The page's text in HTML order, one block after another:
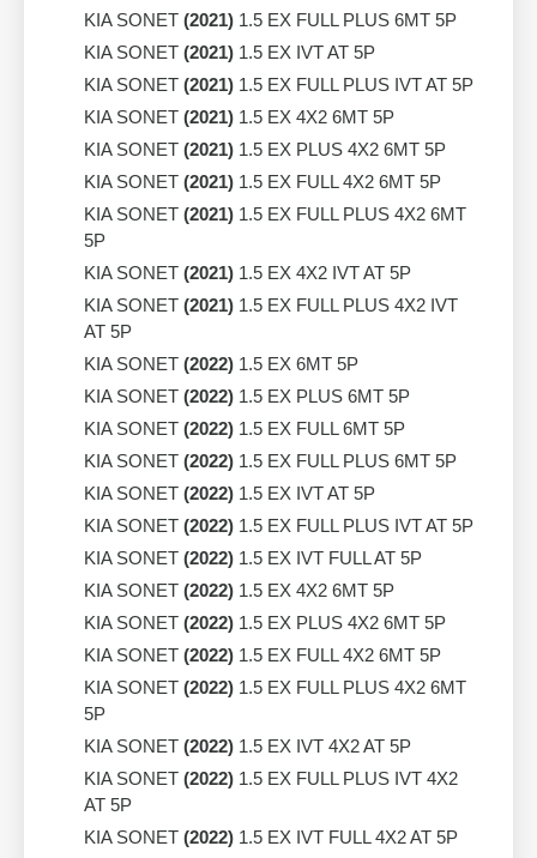
KIA SONET (2021) 1.5 EX FULL PLUS 6MT 5P
KIA SONET (2021) 1.5 EX IVT AT 5P
KIA SONET (2021) 1.5 EX FULL PLUS IVT AT 5P
KIA SONET (2021) 1.5 EX 4X2 6MT 5P
KIA SONET (2021) 1.5 EX PLUS 4X2 6MT 5P
KIA SONET (2021) 1.5 EX FULL 4X2 6MT 5P
KIA SONET (2021) 1.5 EX FULL PLUS 4X2 6MT
5P
KIA SONET (2021) 1.5 EX 4X2 IVT AT 5P
KIA SONET (2021) 1.5 EX FULL PLUS 4X2 IVT
AT 5P
KIA SONET (2022) 1.5 EX 6MT 5P
KIA SONET (2022) 1.5 EX PLUS 6MT 5P
KIA SONET (2022) 1.5 EX FULL 6MT 5P
KIA SONET (2022) 1.5 EX FULL PLUS 6MT 5P
KIA SONET (2022) 1.5 EX IVT AT 5P
KIA SONET (2022) 1.5 EX FULL PLUS IVT AT 5P
KIA SONET (2022) 1.5 EX IVT FULL AT 5P
KIA SONET (2022) 1.5 EX 4X2 6MT 5P
KIA SONET (2022) 1.5 EX PLUS 4X2 6MT 5P
KIA SONET (2022) 1.5 EX FULL 4X2 6MT 5P
KIA SONET (2022) 1.5 EX FULL PLUS 4X2 6MT
5P
KIA SONET (2022) 1.5 EX IVT 4X2 AT 5P
KIA SONET (2022) 1.5 EX FULL PLUS IVT 4X2
AT 5P
KIA SONET (2022) 1.5 EX IVT FULL 4X2 AT 5P